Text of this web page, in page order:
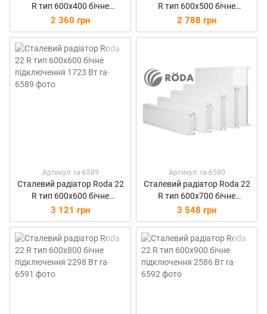
R тип 600х400 бічне
підключення 1150 Вт
2 360 грн
R тип 600х500 бічне
підключення 1436 Вт
2 788 грн
Артикул: ra-6589
Сталевий радіатор Roda 22
R тип 600х600 бічне
підключення 1723 Вт
3 121 грн
Артикул: ra-6590
Сталевий радіатор Roda 22
R тип 600х700 бічне
підключення 2011 Вт
3 548 грн